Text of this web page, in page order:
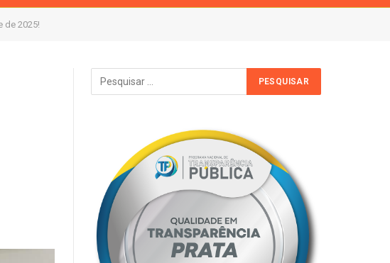
de 2025!